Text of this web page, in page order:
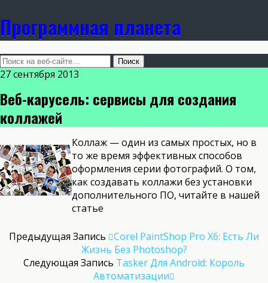
Программная планета
27 сентября 2013
Веб-карусель: сервисы для создания
коллажей
Коллаж — один из самых простых, но в
то же время эффективных способов
оформления серии фотографий. О том,
как создавать коллажи без установки
дополнительного ПО, читайте в нашей
статье
Предыдущая Запись
Corel PaintShop Pro X6: Есть Ли
Жизнь Без Photoshop?
Следующая Запись Tasker Для Android: Король
Автоматизации